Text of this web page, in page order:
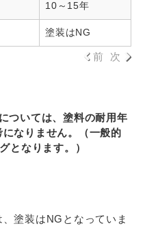
10～15年
塗装はNG
前 次
ついては、塗料の耐用年
なりません。（一般的
となります。）
塗装はNGとなっていま